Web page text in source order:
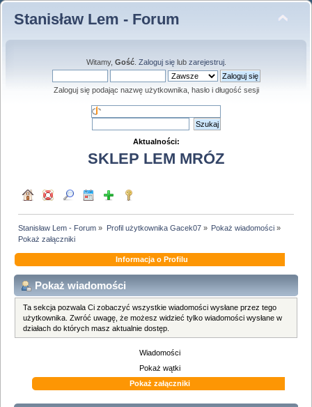
Stanisław Lem - Forum
Witamy, Gość. Zaloguj sięlub zarejestruj.
Zaloguj się podając nazwę użytkownika, hasło i długość sesji
Aktualności:
SKLEP LEM MRÓZ
Stanisław Lem - Forum » Profil użytkownika Gacek07» Pokaż wiadomości»
Pokaż załączniki
Informacja o Profilu
Pokaż wiadomości
Ta sekcja pozwala Ci zobaczyć wszystkie wiadomości wysłane przez tego
użytkownika. Zwróć uwagę, że możesz widzieć tylko wiadomości wysłane w
działach do których masz aktualnie dostęp.
Wiadomości
Pokaż wątki
Pokaż załączniki